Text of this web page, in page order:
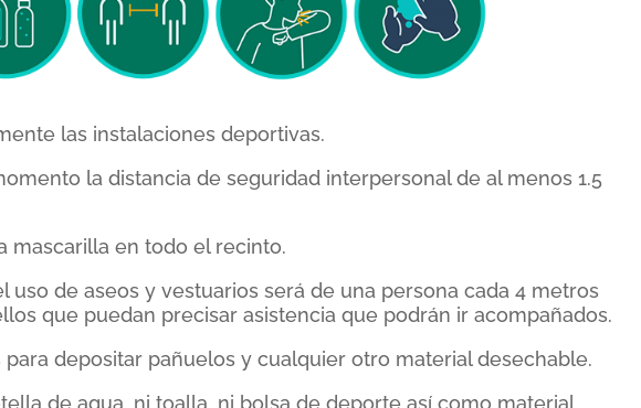
las instalaciones deportivas.
la distancia de seguridad interpersonal de al menos 1.5
mascarilla en todo el recinto.
uso de aseos y vestuarios será de una persona cada 4 metros
que puedan precisar asistencia que podrán ir acompañados.
para depositar pañuelos y cualquier otro material desechable.
de agua, ni toalla, ni bolsa de deporte así como material